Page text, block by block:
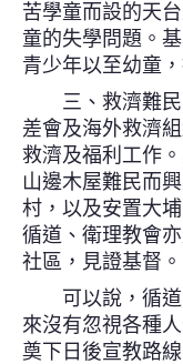
苦學童而設的天
童的失學問題。
青少年以至幼童
三、救濟難民
差會及海外救濟
救濟及福利工作
山邊木屋難民而
村，以及安置大
循道、衛理教會
社區，見證基督。
可以說，循道
來沒有忽視各種
奠下日後宣教路